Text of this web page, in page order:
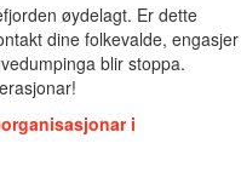
øydelagt. Er dette
dine folkevalde, engasjer
blir stoppa.
i